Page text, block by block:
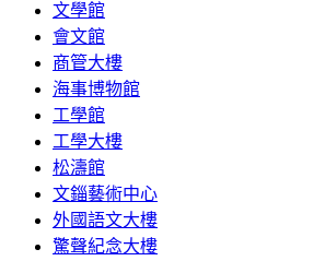
文學館
會文館
商管大樓
海事博物館
工學館
工學大樓
松濤館
文錙藝術中心
外國語文大樓
驚聲紀念大樓